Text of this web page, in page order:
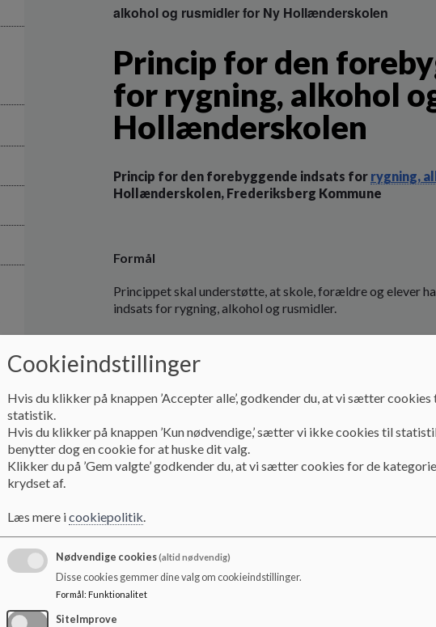
alkohol og rusmidler for Ny Hollænderskolen
Princip for den
for rygning, alkohol
Hollænderskolen
Princip for den forebyggende indsats for rygning,
Hollænderskolen, Frederiksberg Kommune
Formål
Princippet skal understøtte, at skole, forældre og elever
indsats for rygning, alkohol og rusmidler.
At forældre og medarbejdere er bevidste om, at deres
elevens omgang med rygning, alkohol og rusmidler.
At skole, forældre og elever samarbejder om at gøre det
og rusmidler, samt at skolen medvirker til at udskyde
Princippet skal understøtte, at der ses en faldende
Hollænderskolen i forhold til elevers brug af rygning,
Det er skolens ansvar at være opmærksom på, hvornår
rygning, alkohol og rusmidler op som led i
Det er skolens ansvar at forebygge, oplyse og udbrede
sociale implikationer, som rygning, alkohol og rusmidler
Cookieindstillinger
Hvis du klikker på knappen ’Accepter alle’, godkender du, at vi sætter
statistik.
Hvis du klikker på knappen ’Kun nødvendige,’ sætter vi ikke cookies til
benytter dog en cookie for at huske dit valg.
Klikker du på ’Gem valgte’ godkender du, at vi sætter cookies for de
krydset af.
Læs mere icookiepolitik.
Nødvendige cookies(altid nødvendig)
Disse cookies gemmer dine valg om cookieindstillinger.
Formål : Funktionalitet
SiteImprove